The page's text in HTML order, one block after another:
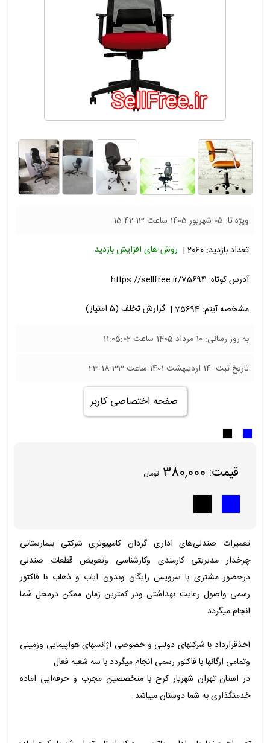
ویژه تا: 05 شهریور 1405 ساعت 15:42:13
تعداد بازدید: 2060 | روش های افزایش بازدید
آدرس کوتاه: https://sellfree.ir/75694
مشخصه آیتم: 75694 | گزارش تخلف (5 امتیاز)
به روز رسانی: 10 مرداد 1405 ساعت 11:05:02
تاریخ ثبت: 14 اردیبهشت 1401 ساعت 23:18:33
صفحه اختصاصی کاربر
قیمت: 380,000 تومان
تعمیرات صندلی‌های اداری گردان کامپیوتری شرکتی بیمارستانی
چرخدار مدیریتی کارمندی وکارشناسی وتعویض قطعات صندلی
درحضور مشتری با سرویس رایگان وبدون ایاب و ذهاب با فاکتور
رسمی واصول رعایت بهداشتی ودر کمترین زمان ممکن درمحل شما
انجام میگردد
اخذقرارداد با شرکتهای دولتی و خصوصی اژانسهای هواپیمایی وزمینی
وتمامی ارگانها با فاکتور رسمی انجام میگردد با سه شعبه فعال
در استان تهران شهریار کرج با متخصصین مجرب و حرفه‌ایی اماده
خدمتگذاری به شما دوستان میباشد.